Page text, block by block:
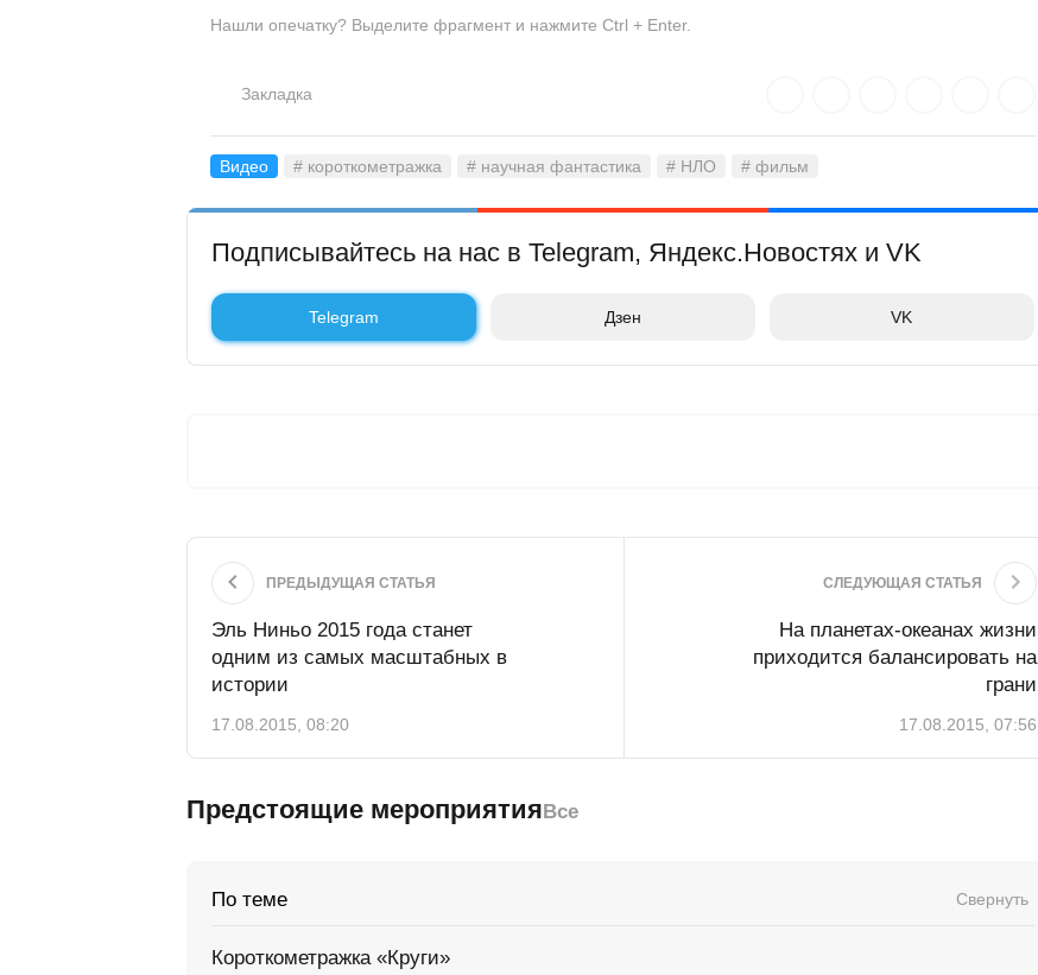
Нашли опечатку? Выделите фрагмент и нажмите Ctrl + Enter.
Закладка
Видео # короткометражка # научная фантастика # НЛО # фильм
Подписывайтесь на нас в Telegram, Яндекс.Новостях и VK
Telegram Дзен VK
ПРЕДЫДУЩАЯ СТАТЬЯ
Эль Ниньо 2015 года станет
одним из самых масштабных в
истории
17.08.2015, 08:20
СЛЕДУЮЩАЯ СТАТЬЯ
На планетах-океанах жизни
приходится балансировать на
грани
17.08.2015, 07:56
Предстоящие мероприятияВсе
По теме Свернуть
Короткометражка «Круги»